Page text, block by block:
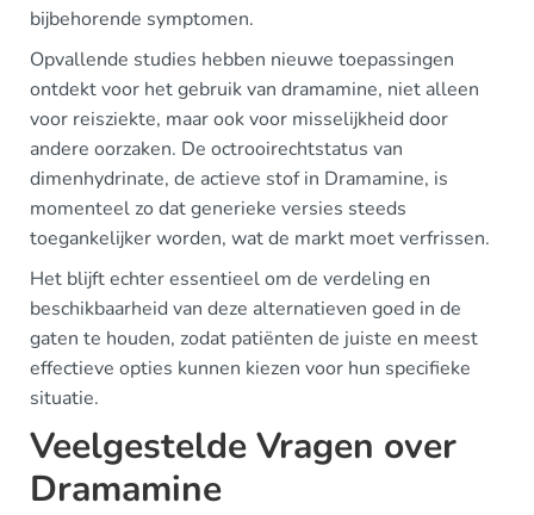
bijbehorende symptomen.
Opvallende studies hebben nieuwe toepassingen
ontdekt voor het gebruik van dramamine, niet alleen
voor reisziekte, maar ook voor misselijkheid door
andere oorzaken. De octrooirechtstatus van
dimenhydrinate, de actieve stof in Dramamine, is
momenteel zo dat generieke versies steeds
toegankelijker worden, wat de markt moet verfrissen.
Het blijft echter essentieel om de verdeling en
beschikbaarheid van deze alternatieven goed in de
gaten te houden, zodat patiënten de juiste en meest
effectieve opties kunnen kiezen voor hun specifieke
situatie.
Veelgestelde Vragen over
Dramamine